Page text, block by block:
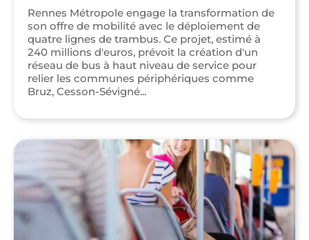
Rennes Métropole engage la transformation de
son offre de mobilité avec le déploiement de
quatre lignes de trambus. Ce projet, estimé à
240 millions d'euros, prévoit la création d'un
réseau de bus à haut niveau de service pour
relier les communes périphériques comme
Bruz, Cesson-Sévigné...